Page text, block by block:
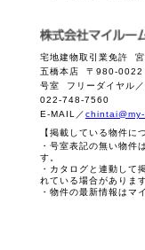
宅地建物取引業免許
五橋本店 〒980-0022
号室 フリーダイヤル
022-748-7560
E-MAIL／
【掲載している物件に
・号室表記の無い物件
す。
・カタログと連動して
れている場合があります
・物件の最新情報はマ